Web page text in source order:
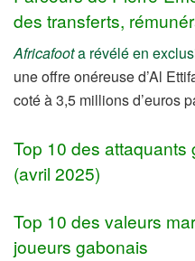
des transferts,
Africafoota révélé en
une offre onéreuse d’Al
coté à 3,5 millions d’euros
Top 10 des
(avril 2025)
Top 10 des valeurs
joueurs gabonais